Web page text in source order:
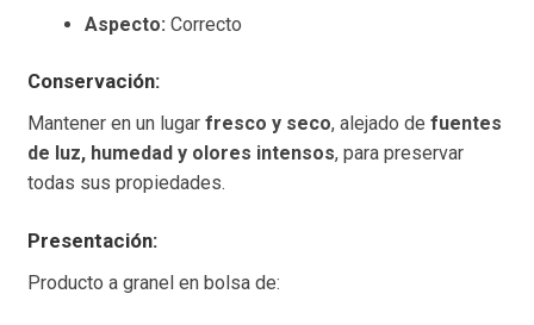
Aspecto: Correcto
Conservación:
Mantener en un lugar fresco y seco, alejado de fuentes
de luz, humedad y olores intensos, para preservar
todas sus propiedades.
Presentación:
Producto a granel en bolsa de: